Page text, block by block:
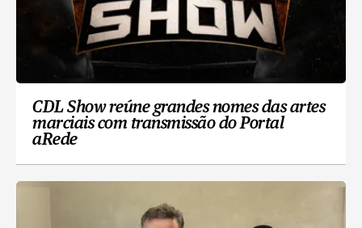
CDL Show reúne grandes nomes das artes
marciais com transmissão do Portal
aRede